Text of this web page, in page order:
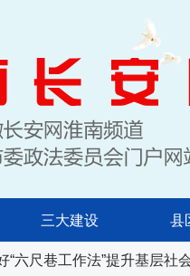
三大建设 县
尺巷工作法”提升基层社会